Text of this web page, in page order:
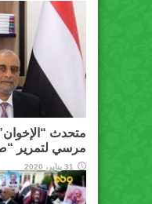
متحدث
مرسي لتمرير
31 يناير، 2020